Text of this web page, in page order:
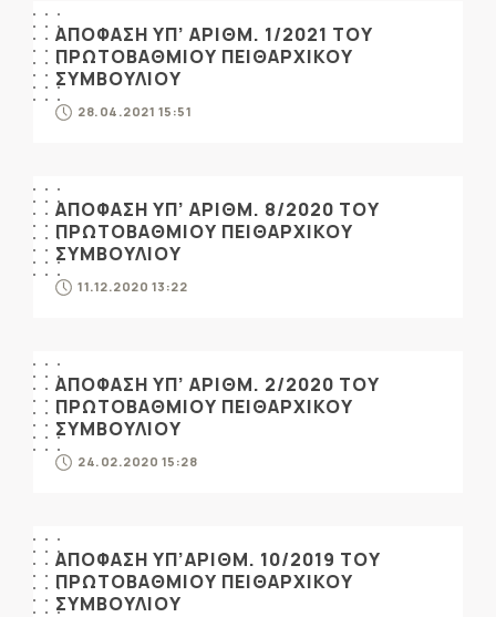
ΑΠΟΦΑΣΗ ΥΠ’ ΑΡΙΘΜ. 1/2021 ΤΟΥ
ΠΡΩΤΟΒΑΘΜΙΟΥ ΠΕΙΘΑΡΧΙΚΟΥ
ΣΥΜΒΟΥΛΙΟΥ
28.04.2021 15:51
ΑΠΟΦΑΣΗ ΥΠ’ ΑΡΙΘΜ. 8/2020 ΤΟΥ
ΠΡΩΤΟΒΑΘΜΙΟΥ ΠΕΙΘΑΡΧΙΚΟΥ
ΣΥΜΒΟΥΛΙΟΥ
11.12.2020 13:22
ΑΠΟΦΑΣΗ ΥΠ’ ΑΡΙΘΜ. 2/2020 ΤΟΥ
ΠΡΩΤΟΒΑΘΜΙΟΥ ΠΕΙΘΑΡΧΙΚΟΥ
ΣΥΜΒΟΥΛΙΟΥ
24.02.2020 15:28
ΑΠΟΦΑΣΗ ΥΠ’ΑΡΙΘΜ. 10/2019 ΤΟΥ
ΠΡΩΤΟΒΑΘΜΙΟΥ ΠΕΙΘΑΡΧΙΚΟΥ
ΣΥΜΒΟΥΛΙΟΥ